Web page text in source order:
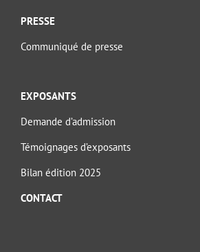
PRESSE
Communiqué de presse
EXPOSANTS
Demande d’admission
Témoignages d’exposants
Bilan édition 2025
CONTACT